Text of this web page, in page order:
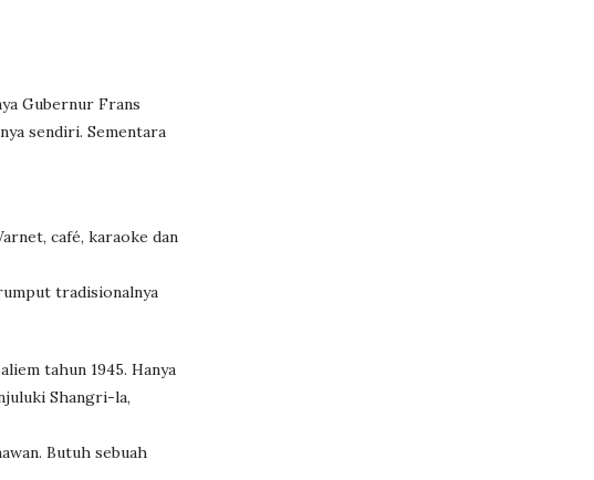
Gubernur Frans
sendiri. Sementara
café, karaoke dan
tradisionalnya
tahun 1945. Hanya
Shangri-la,
Butuh sebuah